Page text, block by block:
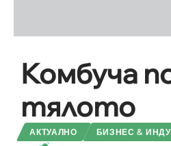
Комбуча
тялото
АКТУАЛНО БИЗНЕС &